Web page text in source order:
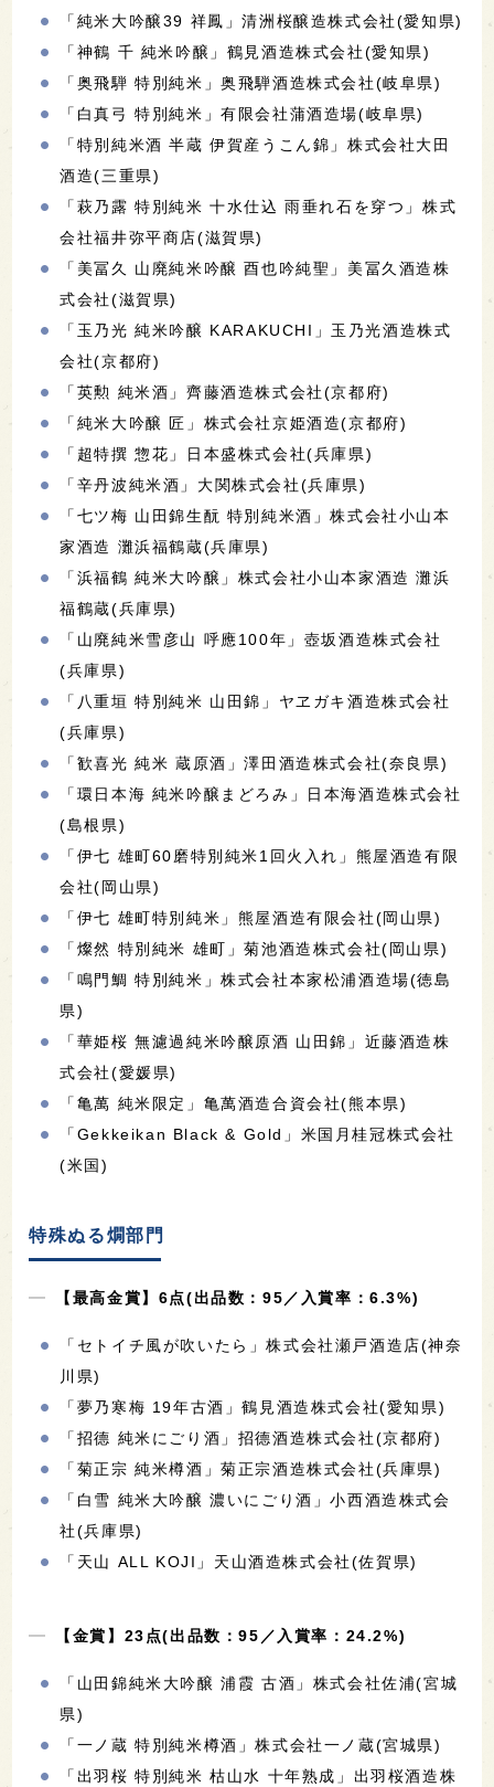
「純米大吟醸39 祥鳳」清洲桜醸造株式会社(愛知県)
「神鶴 千 純米吟醸」鶴見酒造株式会社(愛知県)
「奥飛騨 特別純米」奥飛騨酒造株式会社(岐阜県)
「白真弓 特別純米」有限会社蒲酒造場(岐阜県)
「特別純米酒 半蔵 伊賀産うこん錦」株式会社大田
酒造(三重県)
「萩乃露 特別純米 十水仕込 雨垂れ石を穿つ」株式
会社福井弥平商店(滋賀県)
「美冨久 山廃純米吟醸 酉也吟純聖」美冨久酒造株
式会社(滋賀県)
「玉乃光 純米吟醸 KARAKUCHI」玉乃光酒造株式
会社(京都府)
「英勲 純米酒」齊藤酒造株式会社(京都府)
「純米大吟醸 匠」株式会社京姫酒造(京都府)
「超特撰 惣花」日本盛株式会社(兵庫県)
「辛丹波純米酒」大関株式会社(兵庫県)
「七ツ梅 山田錦生酛 特別純米酒」株式会社小山本
家酒造 灘浜福鶴蔵(兵庫県)
「浜福鶴 純米大吟醸」株式会社小山本家酒造 灘浜
福鶴蔵(兵庫県)
「山廃純米雪彦山 呼應100年」壺坂酒造株式会社
(兵庫県)
「八重垣 特別純米 山田錦」ヤヱガキ酒造株式会社
(兵庫県)
「歓喜光 純米 蔵原酒」澤田酒造株式会社(奈良県)
「環日本海 純米吟醸まどろみ」日本海酒造株式会社
(島根県)
「伊七 雄町60磨特別純米1回火入れ」熊屋酒造有限
会社(岡山県)
「伊七 雄町特別純米」熊屋酒造有限会社(岡山県)
「燦然 特別純米 雄町」菊池酒造株式会社(岡山県)
「鳴門鯛 特別純米」株式会社本家松浦酒造場(徳島
県)
「華姫桜 無濾過純米吟醸原酒 山田錦」近藤酒造株
式会社(愛媛県)
「亀萬 純米限定」亀萬酒造合資会社(熊本県)
「Gekkeikan Black & Gold」米国月桂冠株式会社
(米国)
特殊ぬる燗部門
【最高金賞】6点(出品数：95／入賞率：6.3%)
「セトイチ風が吹いたら」株式会社瀬戸酒造店(神奈
川県)
「夢乃寒梅 19年古酒」鶴見酒造株式会社(愛知県)
「招德 純米にごり酒」招德酒造株式会社(京都府)
「菊正宗 純米樽酒」菊正宗酒造株式会社(兵庫県)
「白雪 純米大吟醸 濃いにごり酒」小西酒造株式会
社(兵庫県)
「天山 ALL KOJI」天山酒造株式会社(佐賀県)
【金賞】23点(出品数：95／入賞率：24.2%)
「山田錦純米大吟醸 浦霞 古酒」株式会社佐浦(宮城
県)
「一ノ蔵 特別純米樽酒」株式会社一ノ蔵(宮城県)
「出羽桜 特別純米 枯山水 十年熟成」出羽桜酒造株